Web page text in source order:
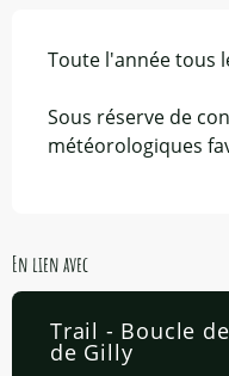
Toute l'année tous
Sous réserve de
météorologiques
En lien avec
Trail - Boucle
de Gilly